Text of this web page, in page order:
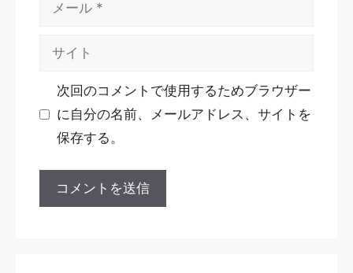
次回のコメントで使用するためブラウザー
に自分の名前、メールアドレス、サイトを
保存する。